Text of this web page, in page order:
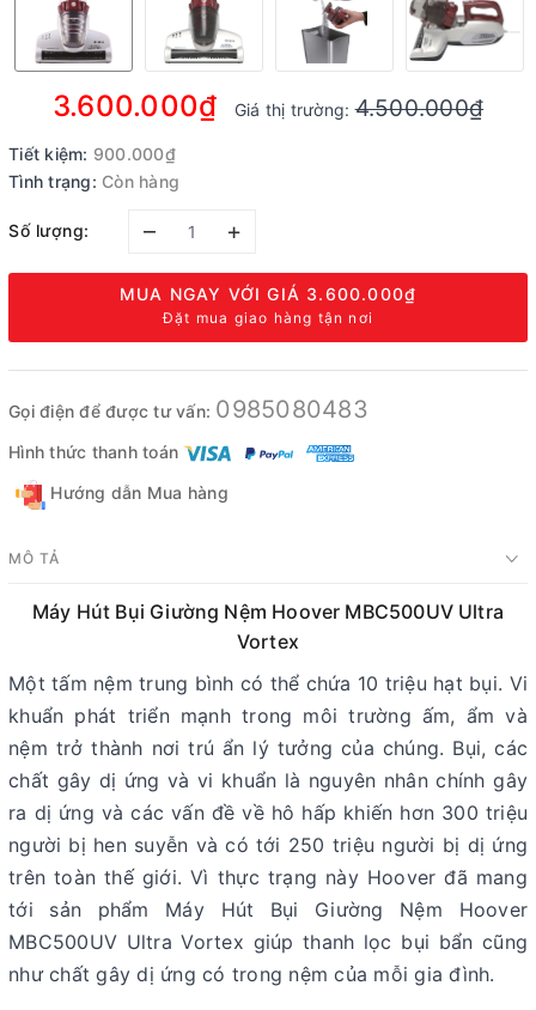
3.600.000₫ Giá thị trường:4.500.000₫
Tiết kiệm: 900.000₫
Tình trạng: Còn hàng
Số lượng: – +
MUA NGAY VỚI GIÁ 3.600.000₫
Đặt mua giao hàng tận nơi
Gọi điện để được tư vấn: 0985080483
Hình thức thanh toán
Hướng dẫn Mua hàng
MÔ TẢ
Máy Hút Bụi Giường Nệm Hoover MBC500UV Ultra
Vortex
Một tấm nệm trung bình có thể chứa 10 triệu hạt bụi. Vi
khuẩn phát triển mạnh trong môi trường ấm, ẩm và
nệm trở thành nơi trú ẩn lý tưởng của chúng. Bụi, các
chất gây dị ứng và vi khuẩn là nguyên nhân chính gây
ra dị ứng và các vấn đề về hô hấp khiến hơn 300 triệu
người bị hen suyễn và có tới 250 triệu người bị dị ứng
trên toàn thế giới. Vì thực trạng này Hoover đã mang
tới sản phẩm Máy Hút Bụi Giường Nệm Hoover
MBC500UV Ultra Vortex giúp thanh lọc bụi bẩn cũng
như chất gây dị ứng có trong nệm của mỗi gia đình.